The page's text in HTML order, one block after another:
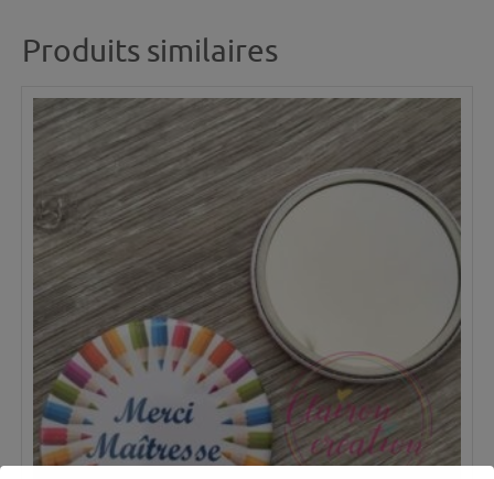
Produits similaires